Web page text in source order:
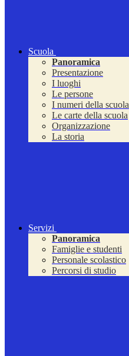
Scuola
Panoramica
Presentazione
I luoghi
Le persone
I numeri della scuola
Le carte della scuola
Organizzazione
La storia
Servizi
Panoramica
Famiglie e studenti
Personale scolastico
Percorsi di studio